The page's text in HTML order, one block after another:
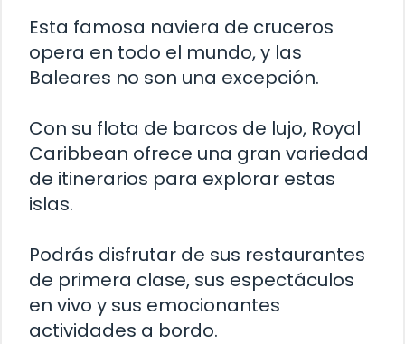
Esta famosa naviera de cruceros
opera en todo el mundo, y las
Baleares no son una excepción.
Con su flota de barcos de lujo, Royal
Caribbean ofrece una gran variedad
de itinerarios para explorar estas
islas.
Podrás disfrutar de sus restaurantes
de primera clase, sus espectáculos
en vivo y sus emocionantes
actividades a bordo.